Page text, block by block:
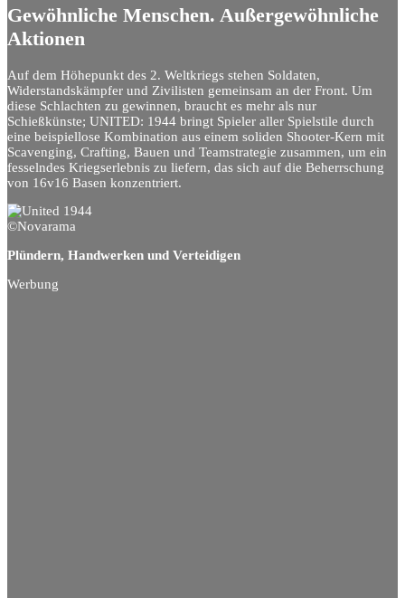
Gewöhnliche Menschen. Außergewöhnliche
Aktionen
Auf dem Höhepunkt des 2. Weltkriegs stehen Soldaten,
Widerstandskämpfer und Zivilisten gemeinsam an der Front. Um
diese Schlachten zu gewinnen, braucht es mehr als nur
Schießkünste; UNITED: 1944 bringt Spieler aller Spielstile durch
eine beispiellose Kombination aus einem soliden Shooter-Kern mit
Scavenging, Crafting, Bauen und Teamstrategie zusammen, um ein
fesselndes Kriegserlebnis zu liefern, das sich auf die Beherrschung
von 16v16 Basen konzentriert.
©Novarama
Plündern, Handwerken und Verteidigen
Werbung